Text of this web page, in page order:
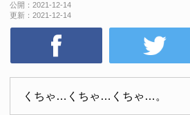
公開： 2021-12-14
更新： 2021-12-14
くちゃ…くちゃ…くちゃ…。